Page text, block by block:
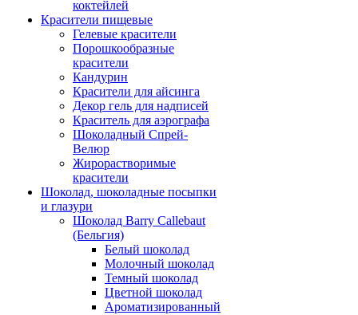
коктейлей
Красители пищевые
Гелевые красители
Порошкообразные
красители
Кандурин
Красители для айсинга
Декор гель для надписей
Краситель для аэрографа
Шоколадный Спрей-
Велюр
Жирорастворимые
красители
Шоколад, шоколадные посыпки
и глазури
Шоколад Barry Callebaut
(Бельгия)
Белый шоколад
Молочный шоколад
Темный шоколад
Цветной шоколад
Ароматизированный